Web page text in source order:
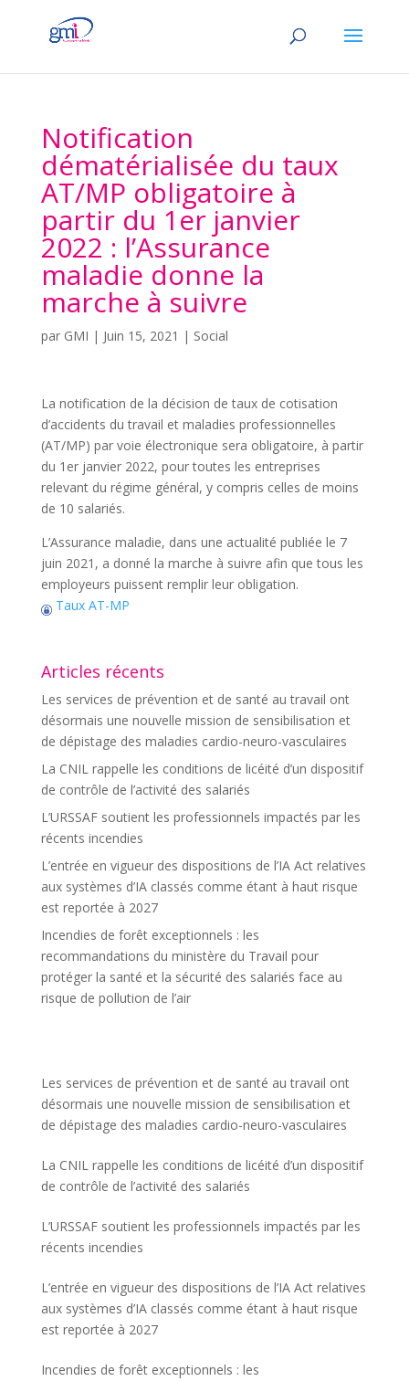
Notification
dématérialisée du taux
AT/MP obligatoire à
partir du 1er janvier
2022 : l’Assurance
maladie donne la
marche à suivre
par GMI | Juin 15, 2021 | Social
La notification de la décision de taux de cotisation
d’accidents du travail et maladies professionnelles
(AT/MP) par voie électronique sera obligatoire, à partir
du 1er janvier 2022, pour toutes les entreprises
relevant du régime général, y compris celles de moins
de 10 salariés.
L’Assurance maladie, dans une actualité publiée le 7
juin 2021, a donné la marche à suivre afin que tous les
employeurs puissent remplir leur obligation.
Taux AT-MP
Articles récents
Les services de prévention et de santé au travail ont
désormais une nouvelle mission de sensibilisation et
de dépistage des maladies cardio-neuro-vasculaires
La CNIL rappelle les conditions de licéité d’un dispositif
de contrôle de l’activité des salariés
L’URSSAF soutient les professionnels impactés par les
récents incendies
L’entrée en vigueur des dispositions de l’IA Act relatives
aux systèmes d’IA classés comme étant à haut risque
est reportée à 2027
Incendies de forêt exceptionnels : les
recommandations du ministère du Travail pour
protéger la santé et la sécurité des salariés face au
risque de pollution de l’air
Les services de prévention et de santé au travail ont
désormais une nouvelle mission de sensibilisation et
de dépistage des maladies cardio-neuro-vasculaires
La CNIL rappelle les conditions de licéité d’un dispositif
de contrôle de l’activité des salariés
L’URSSAF soutient les professionnels impactés par les
récents incendies
L’entrée en vigueur des dispositions de l’IA Act relatives
aux systèmes d’IA classés comme étant à haut risque
est reportée à 2027
Incendies de forêt exceptionnels : les